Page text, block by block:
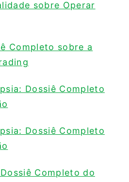
sobre Operar
Completo sobre a
Dossiê Completo
Dossiê Completo
Completo do